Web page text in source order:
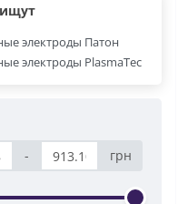
электроды Патон
электроды PlasmaTec
-
грн